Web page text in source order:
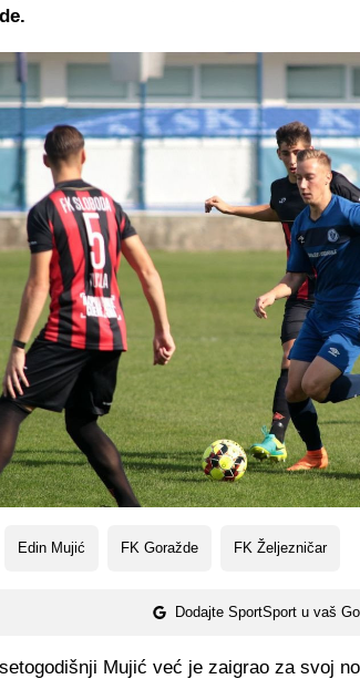
Edin Mujić FK Goražde FK Željezničar
Dodajte SportSport u vaš
Mujić već je zaigrao za svoj